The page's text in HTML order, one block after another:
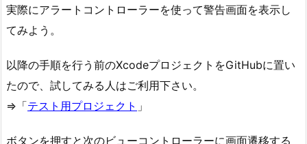
実際にアラートコントローラーを使って警告画面を表示し
てみよう。
以降の手順を行う前のXcodeプロジェクトをGitHubに置い
たので、試してみる人はご利用下さい。
⇒「テスト用プロジェクト 」
ボタンを押すと次のビューコントローラーに画面遷移する